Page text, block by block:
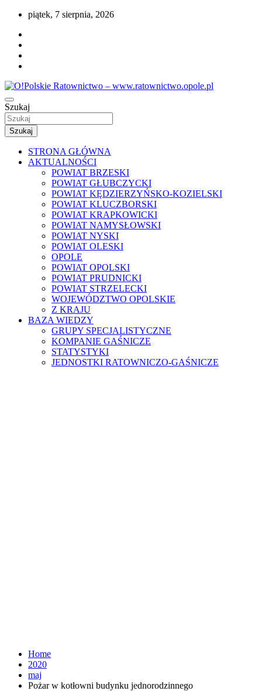
Przejdź
treści
piątek, 7 sierpnia, 2026
O!Polskie Ratownictwo –
www.ratownictwo.opole.pl
Portal opolskiego i polskiego ratownictwa.
Szukaj
Szukaj
STRONA GŁÓWNA
AKTUALNOŚCI
POWIAT BRZESKI
POWIAT GŁUBCZYCKI
POWIAT KĘDZIERZYŃSKO-KOZIELSKI
POWIAT KLUCZBORSKI
POWIAT KRAPKOWICKI
POWIAT NAMYSŁOWSKI
POWIAT NYSKI
POWIAT OLESKI
OPOLE
POWIAT OPOLSKI
POWIAT PRUDNICKI
POWIAT STRZELECKI
WOJEWÓDZTWO OPOLSKIE
Z KRAJU
BAZA WIEDZY
GRUPY SPECJALISTYCZNE
KOMPANIE GAŚNICZE
STATYSTYKI
JEDNOSTKI RATOWNICZO-GAŚNICZE
Home
2020
maj
Pożar w kotłowni budynku jednorodzinnego